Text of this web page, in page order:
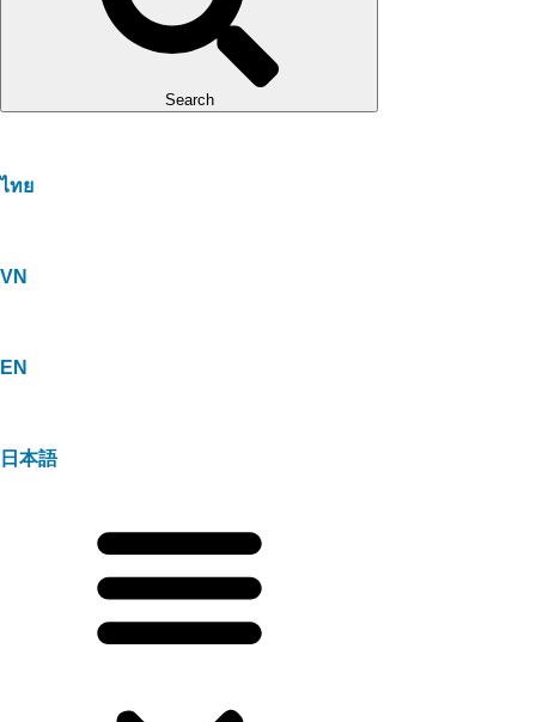
Search
ไทย
VN
EN
日本語